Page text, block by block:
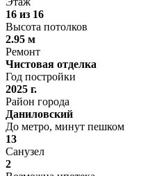
16 из 16
Высота потолков
2.95 м
Ремонт
Чистовая отделка
Год постройки
2025 г.
Район города
Даниловский
До метро, минут пешком
13
Санузел
2